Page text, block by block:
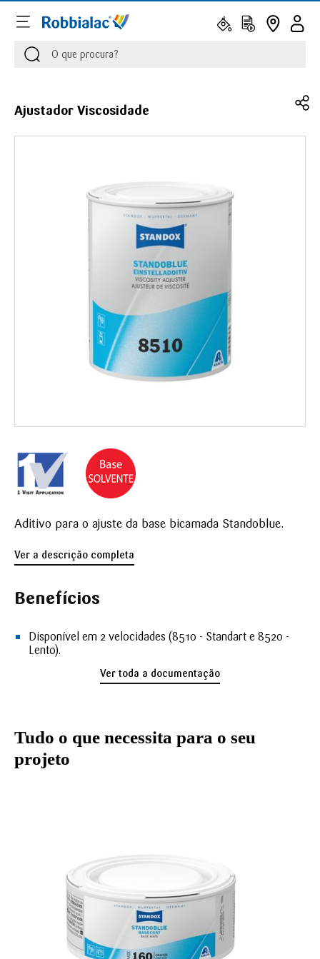
Procurar
Procurar
Ajustador Viscosidade
Aditivo para o ajuste da base bicamada Standoblue.
Ver a descrição completa
Benefícios
Disponível em 2 velocidades (8510 - Standart e 8520 -
Lento).
Ver toda a documentação
Tudo o que necessita para o seu
projeto